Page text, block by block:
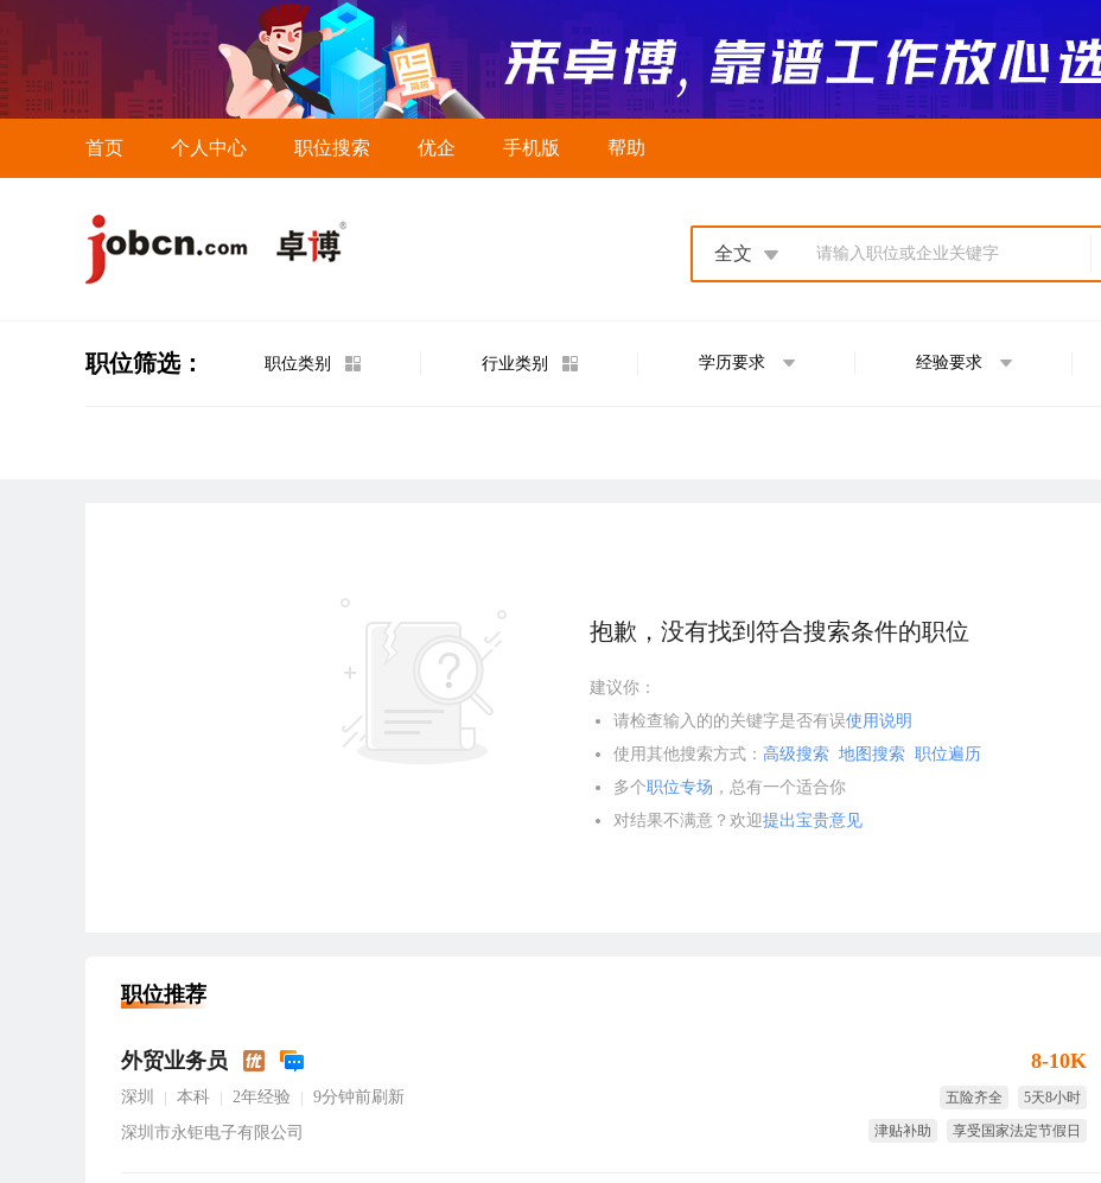
首页 个人中心 职位搜索 优企 手机版 帮助
请输入职位或企业关键字
全文
职位筛选： 职位类别 行业类别 学历要求 经验要求
抱歉，没有找到符合搜索条件的职位
建议你：
请检查输入的的关键字是否有误使用说明
使用其他搜索方式： 高级搜索 地图搜索 职位遍历
多个职位专场 ，总有一个适合你
对结果不满意？欢迎提出宝贵意见
职位推荐
外贸业务员
深圳 本科 2年经验
9分钟前刷新
深圳市永钜电子有限公司
8-10K
五险齐全
5天8小时
津贴补助
享受国家法定节假日